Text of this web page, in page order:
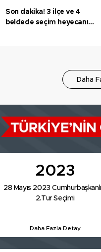
Son dakika! 3 ilçe ve 4
beldede seçim heyecanı
Daha
2023
28 Mayıs 2023
2.Tur Seçimi
Daha Fazla Detay